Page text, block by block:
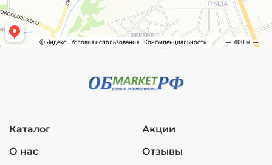
Каталог
О нас
Акции
Отзывы